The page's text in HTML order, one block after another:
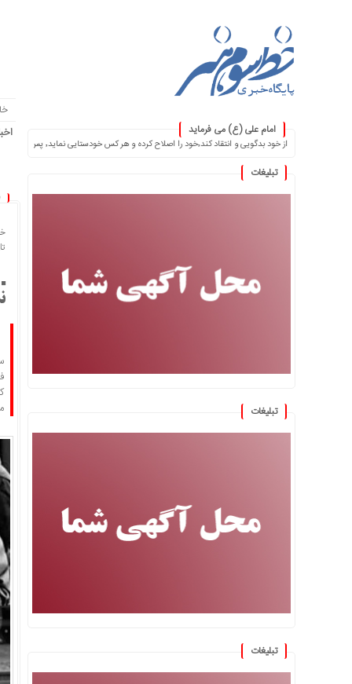
امام علی (ع) می فرماید
و انتقاد کند٬خود را اصلاح کرده و هر کس خودستایی نماید٬ پس به تحقیق خویش را تباه نموده است. ۞
تبلیغات
تبلیغات
تبلیغات